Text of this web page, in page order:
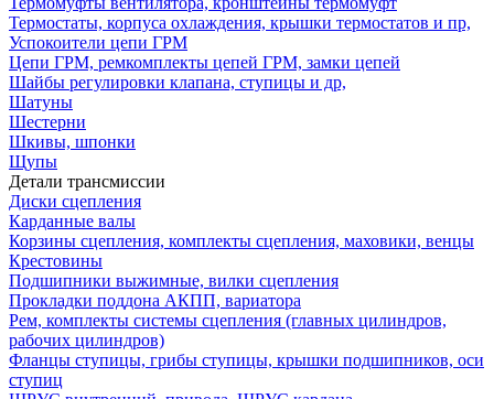
Термостаты, корпуса охлаждения, крышки термостатов и пр,
Успокоители цепи ГРМ
Цепи ГРМ, ремкомплекты цепей ГРМ, замки цепей
Шайбы регулировки клапана, ступицы и др,
Шатуны
Шестерни
Шкивы, шпонки
Щупы
Детали трансмиссии
Диски сцепления
Карданные валы
Корзины сцепления, комплекты сцепления, маховики, венцы
Крестовины
Подшипники выжимные, вилки сцепления
Прокладки поддона АКПП, вариатора
Рем, комплекты системы сцепления (главных цилиндров,
рабочих цилиндров)
Фланцы ступицы, грибы ступицы, крышки подшипников, оси
ступиц